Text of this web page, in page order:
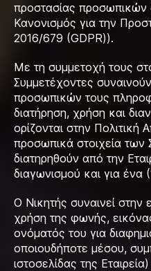
προστασίας προσωπικών
Κανονισμός για την
2016/679 (GDPR)).
Με τη συμμετοχή τους
Συμμετέχοντες
προσωπικών τους
διατήρηση, χρήση και
ορίζονται στην Πολιτική
προσωπικά στοιχεία των
διατηρηθούν από την
διαγωνισμού και για ένα
Ο Νικητής συναινεί στην
χρήση της φωνής,
ονόματός του για
οποιουδήποτε μέσου,
ιστοσελίδας της